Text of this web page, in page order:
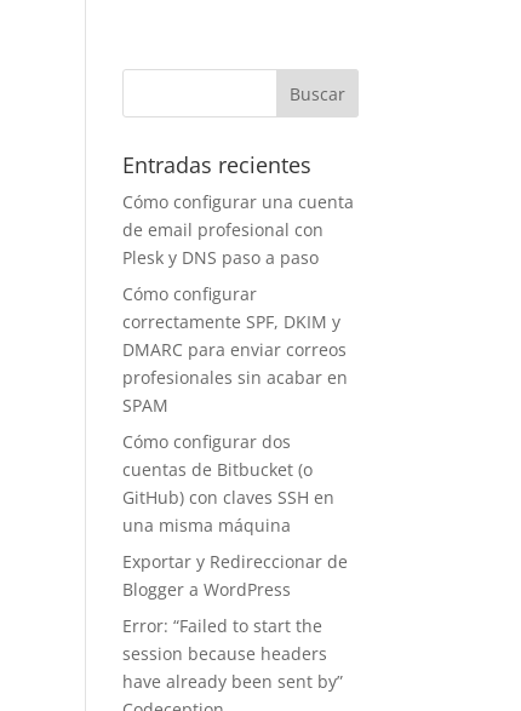
Entradas recientes
Cómo configurar una cuenta
de email profesional con
Plesk y DNS paso a paso
Cómo configurar
correctamente SPF, DKIM y
DMARC para enviar correos
profesionales sin acabar en
SPAM
Cómo configurar dos
cuentas de Bitbucket (o
GitHub) con claves SSH en
una misma máquina
Exportar y Redireccionar de
Blogger a WordPress
Error: “Failed to start the
session because headers
have already been sent by”